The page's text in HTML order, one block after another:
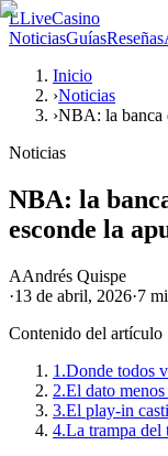
LLiveCasino
NoticiasGuíasReseñas
Inicio
›Noticias
›NBA: la banca
Noticias
NBA: la
esconde la
AAndrés Quispe
·13 de abril, 2026·7
Contenido del artículo
1.Donde todos
2.El dato
3.El play-in
4.La trampa del